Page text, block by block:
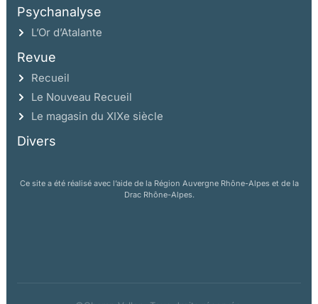
Psychanalyse
L’Or d’Atalante
Revue
Recueil
Le Nouveau Recueil
Le magasin du XIXe siècle
Divers
Ce site a été réalisé avec l’aide de la Région Auvergne Rhône-Alpes et de la
Drac Rhône-Alpes.